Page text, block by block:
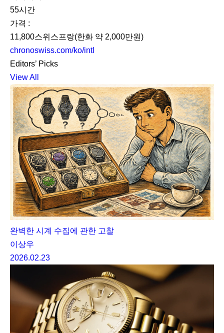
55시간
가격 :
11,800스위스프랑(한화 약 2,000만원)
chronoswiss.com/ko/intl
Editors’ Picks
View All
완벽한 시계 수집에 관한 고찰
이상우
2026.02.23